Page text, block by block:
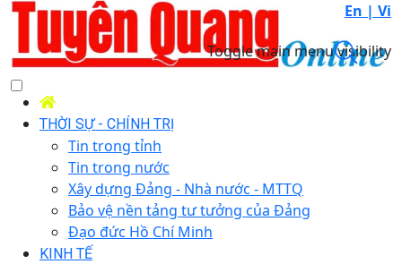
En | Vi
Toggle main menu visibility
THỜI SỰ - CHÍNH TRỊ
Tin trong tỉnh
Tin trong nước
Xây dựng Đảng - Nhà nước - MTTQ
Bảo vệ nền tảng tư tưởng của Đảng
Đạo đức Hồ Chí Minh
KINH TẾ